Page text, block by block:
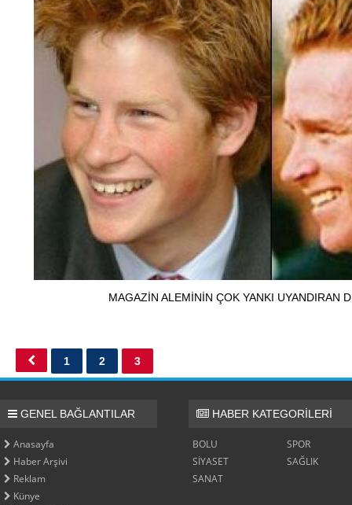
MAGAZİN ALEMİNİN ÇOK YANKI UYANDIRAN
1 2 3
GENEL BAĞLANTILAR
Anasayfa
Haber Arşivi
Reklam
Künye
HABER KATEGORİLERİ
BOLU
SPOR
SİYASET
SAĞLIK
SANAT